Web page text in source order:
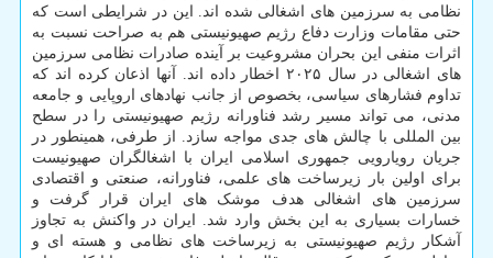
نظامی به سرزمین های اشغالی شده اند. این در شرایطی است که
حتی مقامات وزارت دفاع رژیم صهیونیستی هم به صراحت نسبت به
اثرات منفی این بحران مشروعیت بر آینده صادرات نظامی سرزمین
های اشغالی در سال ۲۰۲۵ اخطار داده اند. آنها اذعان کرده اند که
تداوم فشارهای سیاسی، بخصوص از جانب نهادهای اروپایی و جامعه
مدنی، می تواند مسیر رشد فناورانه رژیم صهیونیستی را در سطح
بین المللی با چالش های جدی مواجه سازد. از طرفی، همینطور در
جریان رویارویی جمهوری اسلامی ایران با اشغالگران صهیونیست
برای اولین بار زیرساخت های علمی، فناورانه، صنعتی و اقتصادی
سرزمین های اشغالی هدف موشک های ایران قرار گرفت و
خسارات بسیاری به این بخش وارد شد. ایران در واکنش به تجاوز
آشکار رژیم صهیونیستی به زیرساخت های نظامی و هسته ای و